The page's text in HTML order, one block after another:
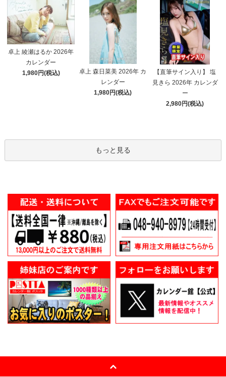
卓上 綾瀬はるか 2026年
カレンダー
1,980円(税込)
卓上 森日菜美 2026年 カ
レンダー
1,980円(税込)
【直筆サイン入り】 塩
見きら 2026年 カレンダ
ー
2,980円(税込)
もっと見る